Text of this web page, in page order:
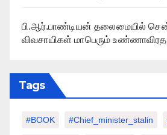
பி.ஆர்.பாண்டியன் தலைமையில்
விவசாயிகள் மாபெரும்
Tags
#BOOK #chief_minister_stalin